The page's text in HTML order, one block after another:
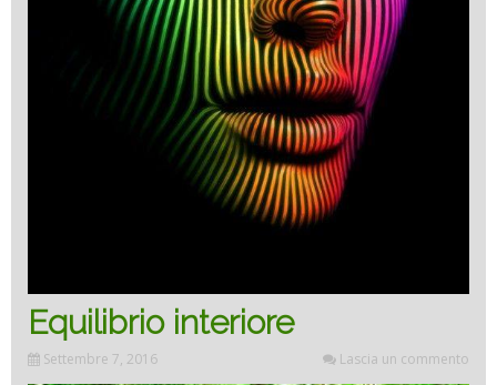
Equilibrio interiore
Settembre 7, 2016 Lascia un commento